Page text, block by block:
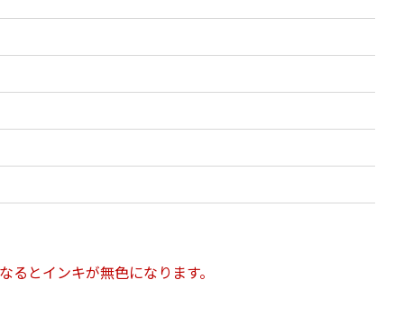
とインキが無色になります。